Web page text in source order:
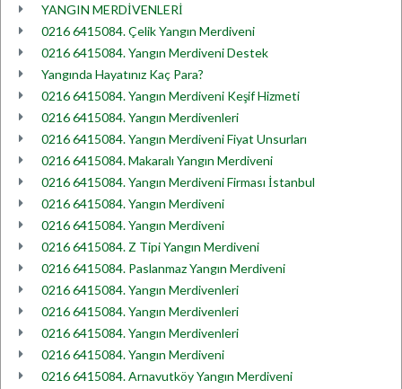
YANGIN MERDİVENLERİ
0216 6415084. Çelik Yangın Merdiveni
0216 6415084. Yangın Merdiveni Destek
Yangında Hayatınız Kaç Para?
0216 6415084. Yangın Merdiveni Keşif Hizmeti
0216 6415084. Yangın Merdivenleri
0216 6415084. Yangın Merdiveni Fiyat Unsurları
0216 6415084. Makaralı Yangın Merdiveni
0216 6415084. Yangın Merdiveni Firması İstanbul
0216 6415084. Yangın Merdiveni
0216 6415084. Yangın Merdiveni
0216 6415084. Z Tipi Yangın Merdiveni
0216 6415084. Paslanmaz Yangın Merdiveni
0216 6415084. Yangın Merdivenleri
0216 6415084. Yangın Merdivenleri
0216 6415084. Yangın Merdivenleri
0216 6415084. Yangın Merdiveni
0216 6415084. Arnavutköy Yangın Merdiveni